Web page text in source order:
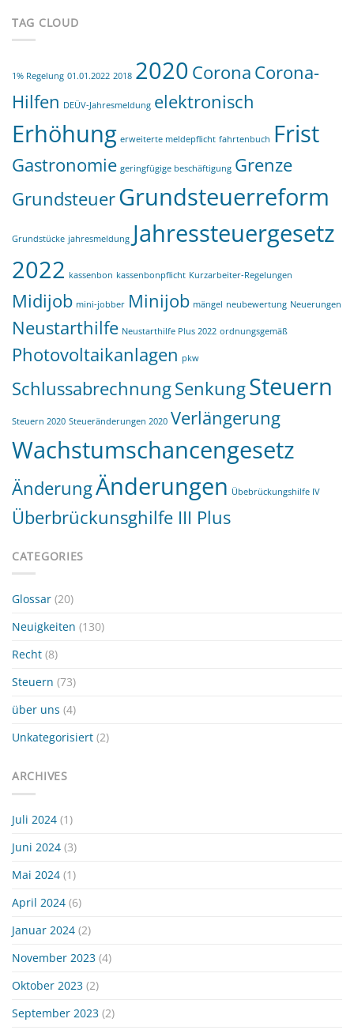
TAG CLOUD
1% Regelung 01.01.2022 2018 2020 Corona Corona-
Hilfen DEÜV-Jahresmeldung elektronisch
Erhöhung erweiterte meldepflicht fahrtenbuch Frist
Gastronomie geringfügige beschäftigung Grenze
GrundsteuerGrundsteuerreform
Grundstücke jahresmeldung Jahressteuergesetz
2022 kassenbon kassenbonpflicht Kurzarbeiter-Regelungen
Midijob mini-jobber Minijob mängel neubewertung Neuerungen
Neustarthilfe Neustarthilfe Plus 2022 ordnungsgemäß
Photovoltaikanlagen pkw
SchlussabrechnungSenkungSteuern
Steuern 2020 Steueränderungen 2020 Verlängerung
Wachstumschancengesetz
ÄnderungÄnderungen Übebrückungshilfe IV
Überbrückunsghilfe III Plus
CATEGORIES
Glossar (20)
Neuigkeiten (130)
Recht (8)
Steuern (73)
über uns (4)
Unkategorisiert (2)
ARCHIVES
Juli 2024 (1)
Juni 2024 (3)
Mai 2024 (1)
April 2024 (6)
Januar 2024 (2)
November 2023 (4)
Oktober 2023 (2)
September 2023 (2)